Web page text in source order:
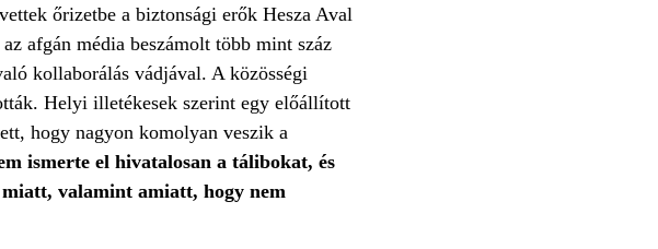
őrizetbe a biztonsági erők Hesza Aval
afgán média beszámolt több mint száz
kollaborálás vádjával. A közösségi
Helyi illetékesek szerint egy előállított
hogy nagyon komolyan veszik a
ismerte el hivatalosan a tálibokat, és
valamint amiatt, hogy nem